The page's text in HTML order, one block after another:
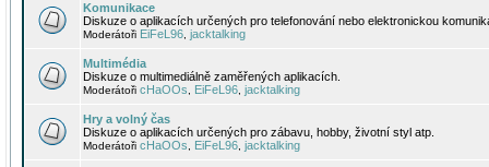
Komunikace
Diskuze o aplikacích určených pro telefonování nebo elektronickou
Moderátoři EiFeL96 jacktalking
Multimédia
Diskuze o multimediálně zaměřených aplikacích.
Moderátoři cHaOOs EiFeL96 jacktalking
Hry a volný čas
Diskuze o aplikacích určených pro zábavu, hobby, životní styl atp.
Moderátoři cHaOOs EiFeL96 jacktalking